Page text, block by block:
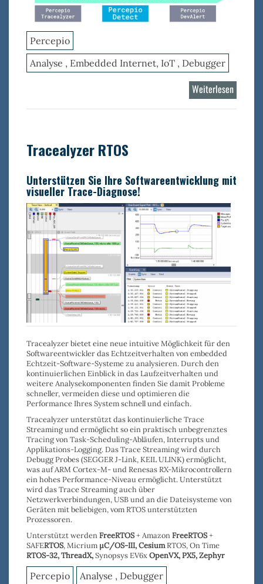
Percepio
Analyse , Embedded Internet, IoT , Debugger
Weiterlesen
Tracealyzer RTOS
Unterstützen Sie Ihre Softwareentwicklung mit
visueller Trace-Diagnose!
Tracealyzer bietet eine neue intuitive Möglichkeit für den
Softwareentwickler das Echtzeitverhalten von embedded
Echtzeit-Software-Systeme zu analysieren. Durch den
kontinuierlichen Einblick in das Laufzeitverhalten und
weitere Analysekomponenten finden Sie damitProbleme
schneller, vermeiden diese und optimieren die
PerformanceIhres System schnell und einfach.
Tracealyzerunterstützt daskontinuierliche Trace
Streamingund ermöglicht so ein praktisch unbegrenztes
Tracing von Task-Scheduling-Abläufen, Interrupts und
Applikations-Logging. Das Trace Streaming wird durch
Debugg Probes(SEGGER J-Link, KEIL ULINK) ermöglicht,
was auf ARM Cortex-M- und Renesas RX-Mikrocontrollern
ein hohes Performance-Niveau ermöglicht. Unterstützt
wird das Trace Streaming auch über
Netzwerkverbindungen, USBund an dieDateisystemevon
Geräten mit beliebigen, vom RTOS unterstützten
Prozessoren.
Unterstützt werden FreeRTOS+ Amazon FreeRTOS+
SAFERTOS, Micrium µC/OS-III,CesiumRTOS, On Time
RTOS-32,ThreadX,Synopsys EV6xOpenVX,PX5, Zephyr
Percepio Analyse , Debugger